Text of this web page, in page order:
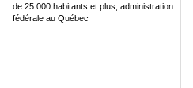
de 25 000 habitants et plus, administration
fédérale au Québec